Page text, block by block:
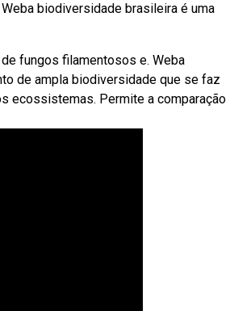
biodiversidade brasileira é uma
fungos filamentosos e. Weba
de ampla biodiversidade que se faz
ecossistemas. Permite a comparação